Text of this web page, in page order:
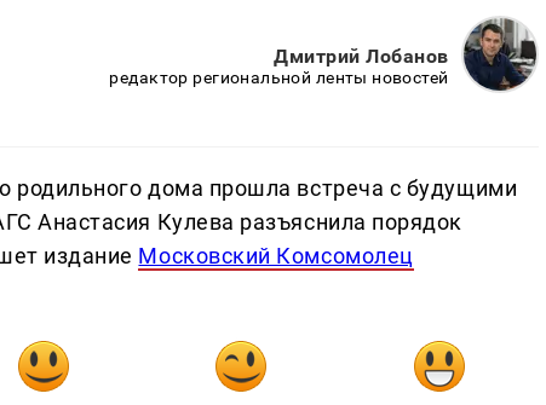
Дмитрий Лобанов
редактор региональной ленты новостей
родильного дома прошла встреча с будущими
Анастасия Кулева разъяснила порядок
издание Московский Комсомолец